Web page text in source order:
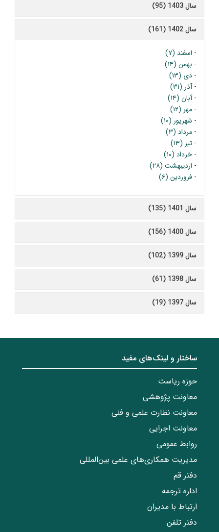
سال 1403 (95)
سال 1402 (161)
- اسفند (۷)
- بهمن (۱۴)
- دی (۱۳)
-آذر (۳۱)
-آبان (۱۴)
- مهر (۱۲)
- شهریور (۱۰)
- مرداد (۳)
- تیر (۱۳)
- خرداد (۱۰)
- اردیبهشت (۲۸)
- فروردین (۶)
سال 1401 (135)
سال 1400 (156)
سال 1399 (102)
سال 1398 (61)
سال 1397 (19)
ساختار‌‌ و‌‌ لینک‌های مفید
حوزه ریاست
معاونت پژوهشی
معاونت نظارت علمی و فنی
معاونت اجرایی
روابط عمومی
مدیریت همکاری‌های علمی بین‌المللی
دفتر قم
اداره ترجمه
ارتباط با مدیران
دفتر تلفن